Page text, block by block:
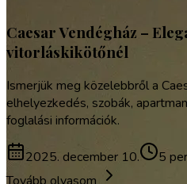
Caesar Vendégház –
vitorláskikötőnél
Ismerjük meg közelebbről a
elhelyezkedés, szobák,
foglalási információk.
2025. december 10.
5